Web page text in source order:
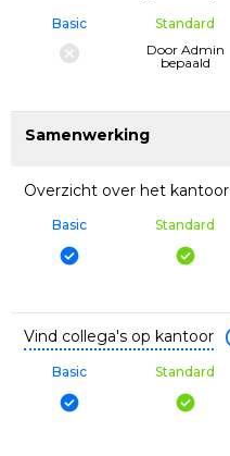
Basic
Standard
Door Admin
bepaald
Samenwerking
Overzicht over het kantoor
Basic Standard
Vind collega's op kantoor
Basic Standard